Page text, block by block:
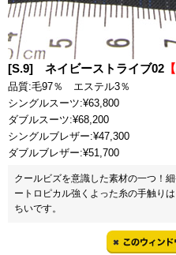
[S.9] ネイビーストライブ02
品質:毛97％ エステル3％
シングルスーツ:¥63,800
ダブルスーツ:¥68,200
シングルブレザー:¥47,300
ダブルブレザー:¥51,700
クールビズを意識した素材の一つ！
ートロピカル強くよった糸の手触り
ちいです。